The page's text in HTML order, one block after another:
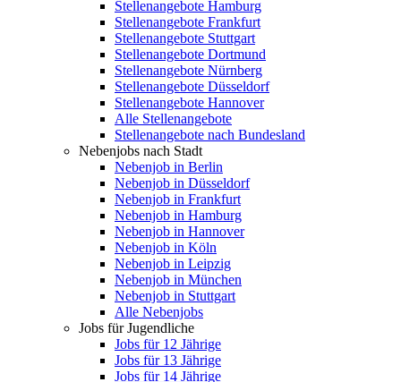
Stellenangebote Hamburg
Stellenangebote Frankfurt
Stellenangebote Stuttgart
Stellenangebote Dortmund
Stellenangebote Nürnberg
Stellenangebote Düsseldorf
Stellenangebote Hannover
Alle Stellenangebote
Stellenangebote nach Bundesland
Nebenjobs nach Stadt
Nebenjob in Berlin
Nebenjob in Düsseldorf
Nebenjob in Frankfurt
Nebenjob in Hamburg
Nebenjob in Hannover
Nebenjob in Köln
Nebenjob in Leipzig
Nebenjob in München
Nebenjob in Stuttgart
Alle Nebenjobs
Jobs für Jugendliche
Jobs für 12 Jährige
Jobs für 13 Jährige
Jobs für 14 Jährige